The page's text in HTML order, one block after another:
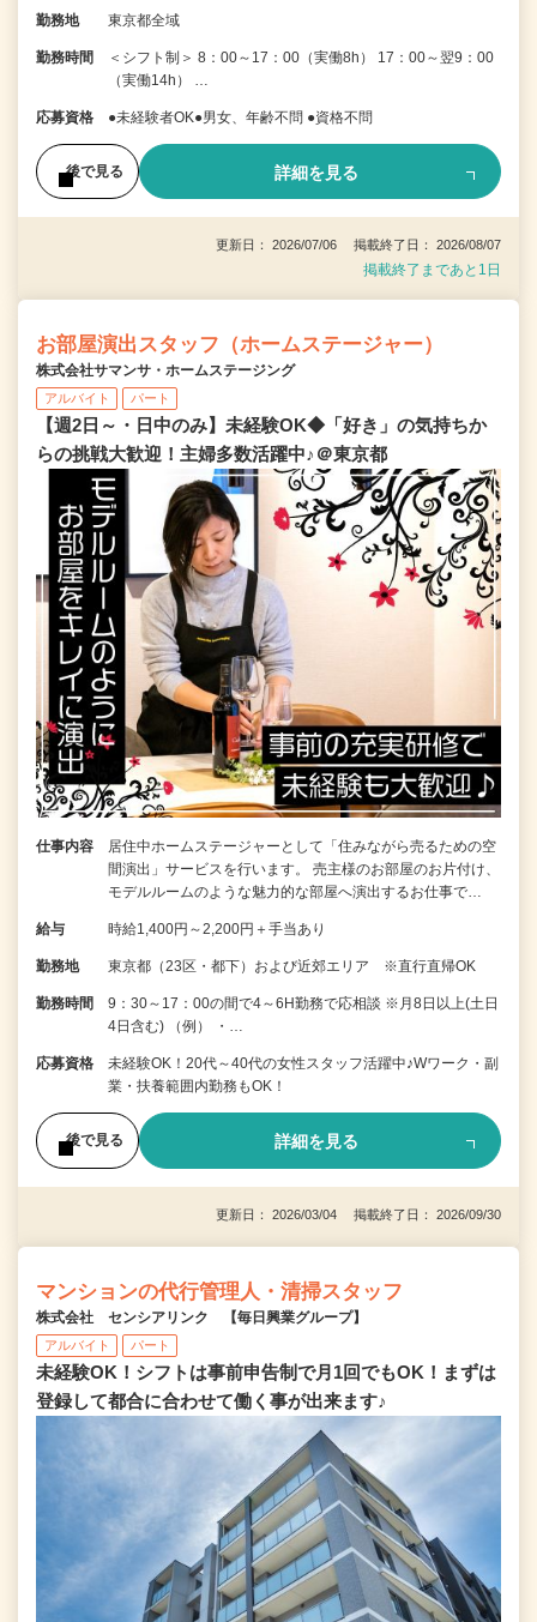
勤務地 東京都全域
勤務時間
＜シフト制＞ 8：00～17：00（実働8h） 17：00～翌9：00
（実働14h） …
応募資格 ●未経験者OK●男女、年齢不問 ●資格不問
後で見る 詳細を見る
更新日： 2026/07/06 掲載終了日： 2026/08/07
掲載終了まであと1日
お部屋演出スタッフ（ホームステージャー）
株式会社サマンサ・ホームステージング
アルバイト パート
【週2日～・日中のみ】未経験OK◆「好き」の気持ちか
らの挑戦大歓迎！主婦多数活躍中♪＠東京都
仕事内容
居住中ホームステージャーとして「住みながら売るための空
間演出」サービスを行います。 売主様のお部屋のお片付け、
モデルルームのような魅力的な部屋へ演出するお仕事で…
給与 時給1,400円～2,200円＋手当あり
勤務地 東京都（23区・都下）および近郊エリア ※直行直帰OK
勤務時間
9：30～17：00の間で4～6H勤務で応相談 ※月8日以上(土日
4日含む) （例） ・…
応募資格
未経験OK！20代～40代の女性スタッフ活躍中♪Wワーク・副
業・扶養範囲内勤務もOK！
後で見る 詳細を見る
更新日： 2026/03/04 掲載終了日： 2026/09/30
マンションの代行管理人・清掃スタッフ
株式会社 センシアリンク 【毎日興業グループ】
アルバイト パート
未経験OK！シフトは事前申告制で月1回でもOK！まずは
登録して都合に合わせて働く事が出来ます♪